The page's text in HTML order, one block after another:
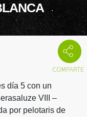
día 5 con un
VIII –
por pelotaris de